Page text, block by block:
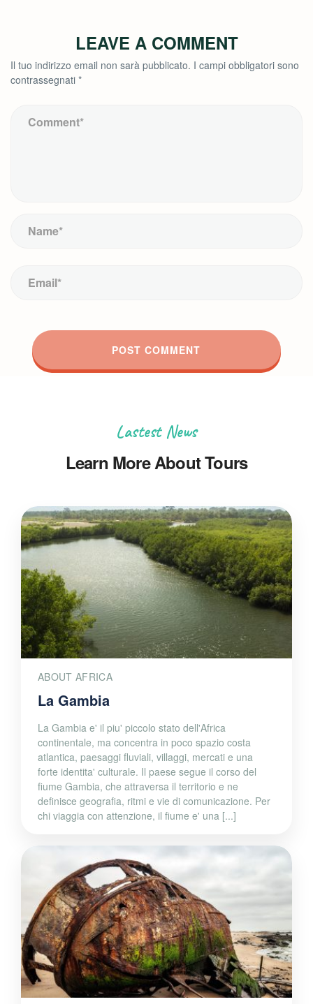
LEAVE A COMMENT
Il tuo indirizzo email non sarà pubblicato. I campi obbligatori sono
contrassegnati *
Lastest News
Learn More About Tours
ABOUT AFRICA
La Gambia
La Gambia e' il piu' piccolo stato dell'Africa
continentale, ma concentra in poco spazio costa
atlantica, paesaggi fluviali, villaggi, mercati e una
forte identita' culturale. Il paese segue il corso del
fiume Gambia, che attraversa il territorio e ne
definisce geografia, ritmi e vie di comunicazione. Per
chi viaggia con attenzione, il fiume e' una [...]